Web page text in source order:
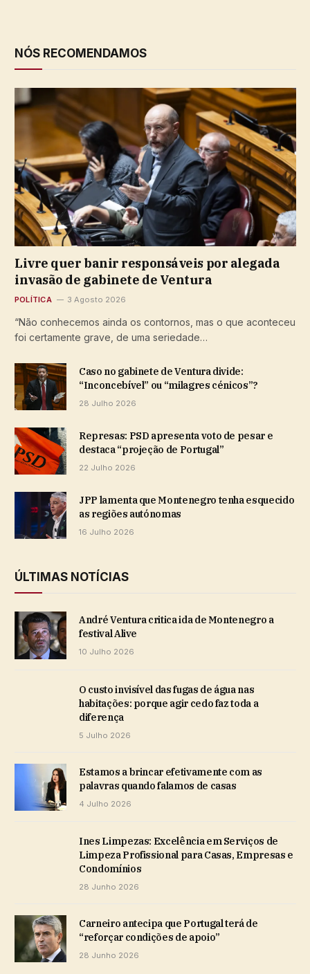
NÓS RECOMENDAMOS
Livre quer banir responsáveis por alegada
invasão de gabinete de Ventura
POLÍTICA 3 Agosto 2026
“Não conhecemos ainda os contornos, mas o que aconteceu
foi certamente grave, de uma seriedade…
Caso no gabinete de Ventura divide:
“Inconcebível” ou “milagres cénicos”?
28 Julho 2026
Represas: PSD apresenta voto de pesar e
destaca “projeção de Portugal”
22 Julho 2026
JPP lamenta que Montenegro tenha esquecido
as regiões autónomas
16 Julho 2026
ÚLTIMAS NOTÍCIAS
André Ventura critica ida de Montenegro a
festival Alive
10 Julho 2026
O custo invisível das fugas de água nas
habitações: porque agir cedo faz toda a
diferença
5 Julho 2026
Estamos a brincar efetivamente com as
palavras quando falamos de casas
4 Julho 2026
Ines Limpezas: Excelência em Serviços de
Limpeza Profissional para Casas, Empresas e
Condomínios
28 Junho 2026
Carneiro antecipa que Portugal terá de
“reforçar condições de apoio”
28 Junho 2026